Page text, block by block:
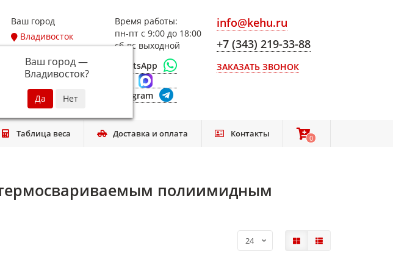
Ваш город
Владивосток
Ваш город —
Владивосток?
Время работы:
пн-пт с 9:00 до 18:00
сб-вс выходной
WhatsApp
Telegram
info@kehu.ru
+7 (343) 219-33-88
ЗАКАЗАТЬ ЗВОНОК
Таблица веса Доставка и оплата Контакты 0
0
полиимидным